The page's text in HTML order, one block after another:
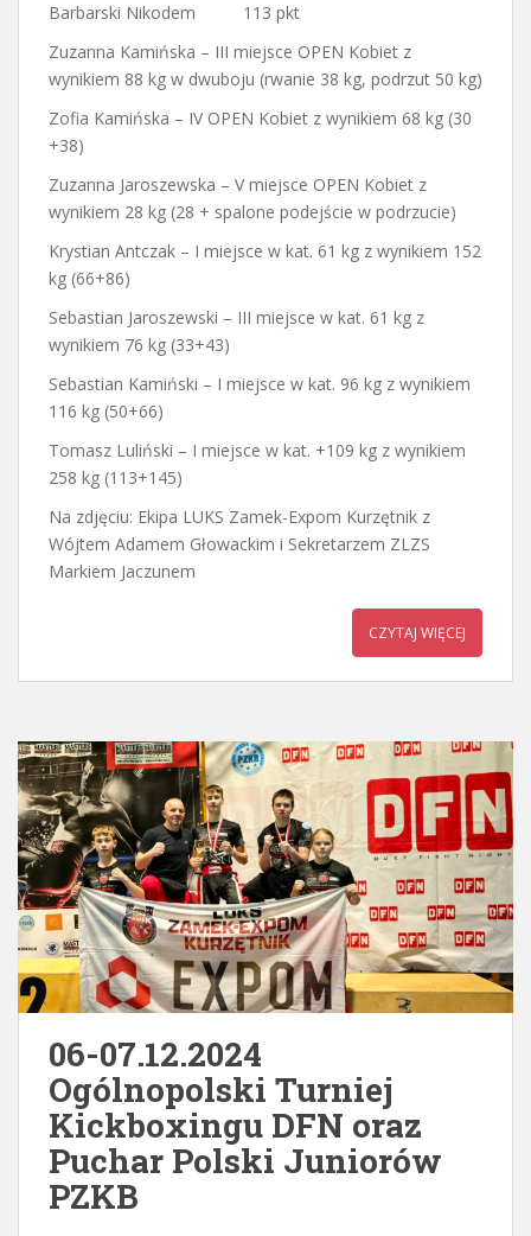
Barbarski Nikodem 113 pkt
Zuzanna Kamińska – III miejsce OPEN Kobiet z
wynikiem 88 kg w dwuboju (rwanie 38 kg, podrzut 50 kg)
Zofia Kamińska – IV OPEN Kobiet z wynikiem 68 kg (30
+38)
Zuzanna Jaroszewska – V miejsce OPEN Kobiet z
wynikiem 28 kg (28 + spalone podejście w podrzucie)
Krystian Antczak – I miejsce w kat. 61 kg z wynikiem 152
kg (66+86)
Sebastian Jaroszewski – III miejsce w kat. 61 kg z
wynikiem 76 kg (33+43)
Sebastian Kamiński – I miejsce w kat. 96 kg z wynikiem
116 kg (50+66)
Tomasz Luliński – I miejsce w kat. +109 kg z wynikiem
258 kg (113+145)
Na zdjęciu: Ekipa LUKS Zamek-Expom Kurzętnik z
Wójtem Adamem Głowackim i Sekretarzem ZLZS
Markiem Jaczunem
CZYTAJ WIĘCEJ
06-07.12.2024
Ogólnopolski Turniej
Kickboxingu DFN oraz
Puchar Polski Juniorów
PZKB